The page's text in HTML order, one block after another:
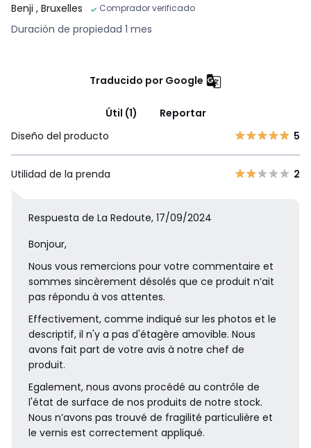
Benji , Bruxelles Comprador verificado
Duración de propiedad 1 mes
Traducido por Google
Útil (1)
Reportar
Diseño del producto
5
Utilidad de la prenda 2
Respuesta de La Redoute, 17/09/2024
Bonjour,
Nous vous remercions pour votre commentaire et
sommes sincèrement désolés que ce produit n’ait
pas répondu à vos attentes.
Effectivement, comme indiqué sur les photos et le
descriptif, il n'y a pas d'étagère amovible. Nous
avons fait part de votre avis à notre chef de
produit.
Egalement, nous avons procédé au contrôle de
l'état de surface de nos produits de notre stock.
Nous n’avons pas trouvé de fragilité particulière et
le vernis est correctement appliqué.